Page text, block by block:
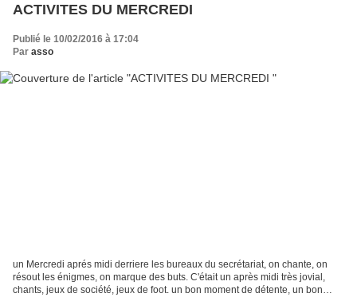
ACTIVITES DU MERCREDI
Publié le 10/02/2016 à 17:04
Par asso
un Mercredi aprés midi derriere les bureaux du secrétariat, on chante, on
résout les énigmes, on marque des buts. C'était un après midi très jovial,
chants, jeux de société, jeux de foot. un bon moment de détente, un bon